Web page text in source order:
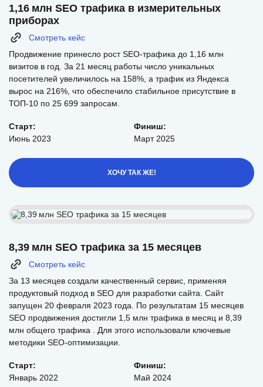
1,16 млн SEO трафика в измерительных
приборах
Смотреть кейс
Продвижение принесло рост SEO-трафика до 1,16 млн
визитов в год. За 21 месяц работы число уникальных
посетителей увеличилось на 158%, а трафик из Яндекса
вырос на 216%, что обеспечило стабильное присутствие в
ТОП-10 по 25 699 запросам.
Старт:
Июнь 2023
Финиш:
Март 2025
ХОЧУ ТАК ЖЕ!
8,39 млн SEO трафика за 15 месяцев
Смотреть кейс
За 13 месяцев создали качественный сервис, применяя
продуктовый подход в SEO для разработки сайта. Сайт
запущен 20 февраля 2023 года. По результатам 15 месяцев
SEO продвижения достигли 1,5 млн трафика в месяц и 8,39
млн общего трафика . Для этого использовали ключевые
методики SEO-оптимизации.
Старт:
Январь 2022
Финиш:
Май 2024